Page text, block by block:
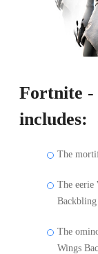
Fortnite -
includes:
The
The
Backbling
The
Wings